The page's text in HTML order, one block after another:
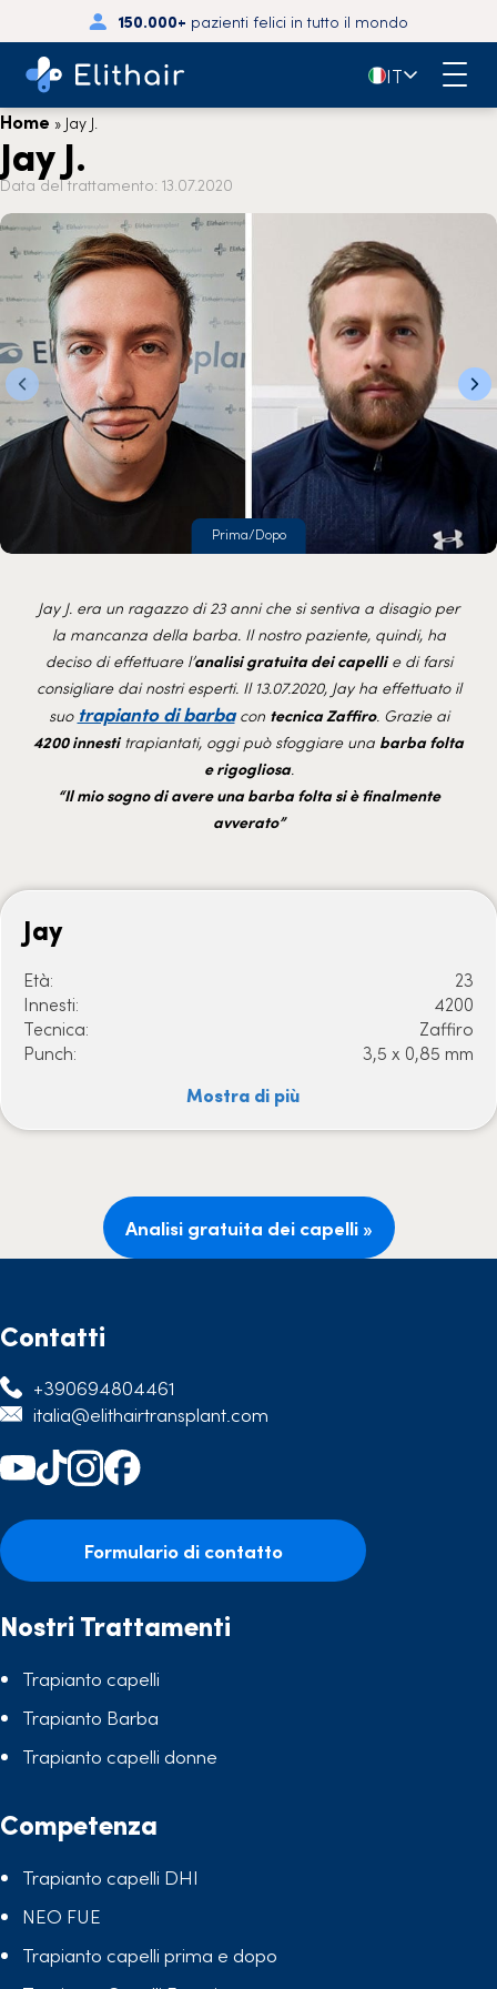
150.000+ pazienti felici in tutto il mondo
🇮🇹IT
Home » Jay J.
Jay J.
Data del trattamento: 13.07.2020
Prima/Dopo
Jay J. era un ragazzo di 23 anni che si sentiva a disagio per
la mancanza della barba. Il nostro paziente, quindi, ha
deciso di effettuare l’analisi gratuita dei capellie di farsi
consigliare dai nostri esperti. Il 13.07.2020, Jay ha effettuato il
suo trapianto di barbacon tecnica Zaffiro. Grazie ai
4200 innestitrapiantati, oggi può sfoggiare una barba folta
e rigogliosa.
“Il mio sogno di avere una barba folta si è finalmente
avverato”
Jay
Età:
23
Innesti:
4200
Tecnica:
Zaffiro
Punch:
3,5 x 0,85 mm
Mostra di più
Analisi gratuita dei capelli »
Contatti
+390694804461
italia@elithairtransplant.com
Formulario di contatto
Nostri Trattamenti
Trapianto capelli
Trapianto Barba
Trapianto capelli donne
Competenza
Trapianto capelli DHI
NEO FUE
Trapianto capelli prima e dopo